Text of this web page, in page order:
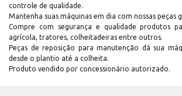
controle de qualidade.
Mantenha suas máquinas em dia com nossas peças
Compre com segurança e qualidade produtos
agrícola, tratores, colheitadeiras entre outros.
Peças de reposição para manutenção dá sua
desde o plantio até a colheita.
Produto vendido por concessionário autorizado.